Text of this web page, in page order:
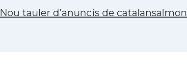
Nou tauler d'anuncis de catalansalmon